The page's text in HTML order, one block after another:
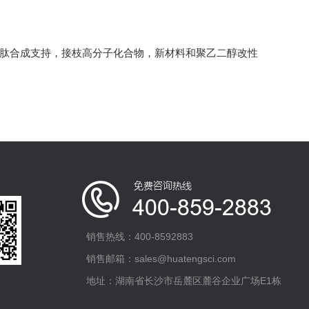
合成支持，接枝高分子化合物，新材料和聚乙二醇改性
销售热线：400-8592883
销售邮箱：sales@huatengsci.com
地址：湖南省长沙市岳麓区麓谷企业广场E1栋